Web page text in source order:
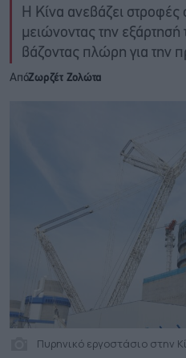
Η Κίνα ανεβάζει στροφές
μειώνοντας την
βάζοντας πλώρη για την
ΑπόΖωρζέτ Ζολώτα
Πυρηνικό εργοστάσιο στην